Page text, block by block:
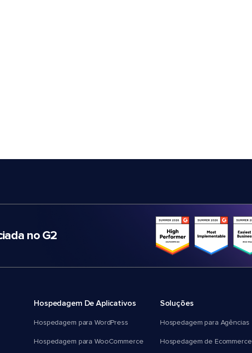
no G2
Hospedagem De Aplicativos
Hospedagem para WordPress
Hospedagem para WooCommerce
Soluções
Hospedagem para Agências
Hospedagem de Ecommerce